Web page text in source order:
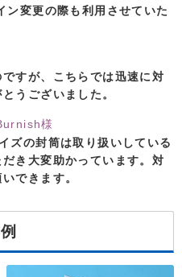
ン変更の際も利用させていた
すが、こちらでは迅速に対
うございました。
様
ズの封筒は取り扱いしている
き大変助かっています。対
できます。